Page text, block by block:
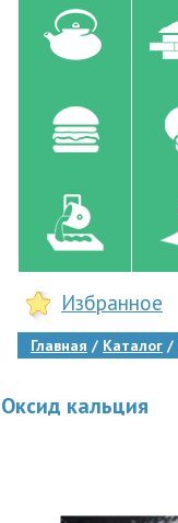
Избранное
Главная Каталог
Оксид кальция